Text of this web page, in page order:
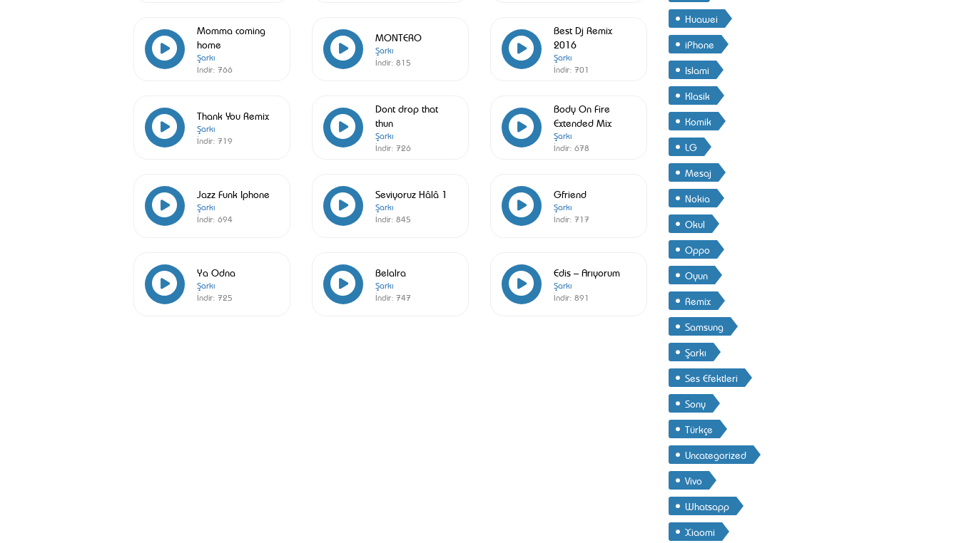
Momma coming
home
Şarkı
İndir: 766
MONTERO
Şarkı
İndir: 815
Best Dj Remix
2016
Şarkı
İndir: 701
Thank You Remix
Şarkı
İndir: 719
Dont drop that
thun
Şarkı
İndir: 726
Body On Fire
Extended Mix
Şarkı
İndir: 678
Jazz Funk Iphone
Şarkı
İndir: 694
Seviyoruz Hâlâ 1
Şarkı
İndir: 845
Gfriend
Şarkı
İndir: 717
Ya Odna
Şarkı
İndir: 725
Belalra
Şarkı
İndir: 747
Edis – Arıyorum
Şarkı
İndir: 891
Huawei
iPhone
Islami
Klasik
Komik
LG
Mesaj
Nokia
Okul
Oppo
Oyun
Remix
Samsung
Şarkı
Ses Efektleri
Sony
Türkçe
Uncategorized
Vivo
Whatsapp
Xiaomi